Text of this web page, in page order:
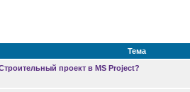
Тема
проект в МS Project?